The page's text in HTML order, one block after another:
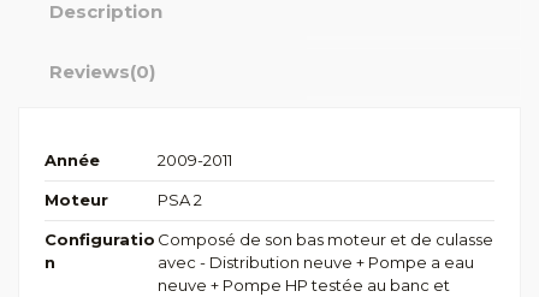
Description
Reviews(0)
Année 2009-2011
Moteur PSA 2
Configuratio
n
Composé de son bas moteur et de culasse
avec - Distribution neuve + Pompe a eau
neuve + Pompe HP testée au banc et